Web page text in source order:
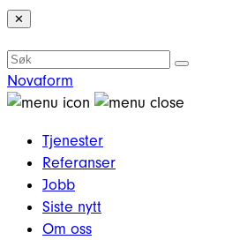
✕
Novaform
Tjenester
Referanser
Jobb
Siste nytt
Om oss